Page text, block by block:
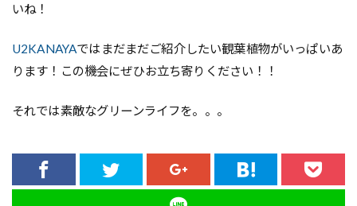
いね！
U2KANAYAではまだまだご紹介したい観葉植物がいっぱいあ
ります！この機会にぜひお立ち寄りください！！
それでは素敵なグリーンライフを。。。